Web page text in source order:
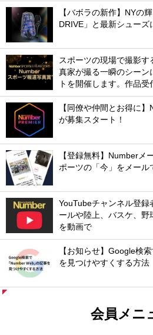
【バボラの新作】NYの
DRIVE」と最新シュー
スポーツの現場で撮影
真家が撮る一瞬のシーン
トを開催します。作品受
【同僚や仲間とお得に
が募集スタート！
【登録無料】Numberメ
ポーツの「今」をメール
YouTubeチャンネル登
ールや陸上、バスケ、野
を動画で
【お知らせ】Google検
を見つけやすくする方法
会員メニ